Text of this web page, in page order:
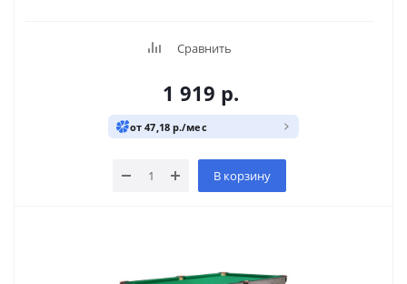
Сравнить
1 919 р.
от 47,18 р./мес
В корзину